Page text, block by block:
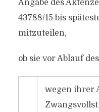
Angabe des
43788/15 bis
mitzuteilen,
ob sie vor Ablauf
wegen ihrer